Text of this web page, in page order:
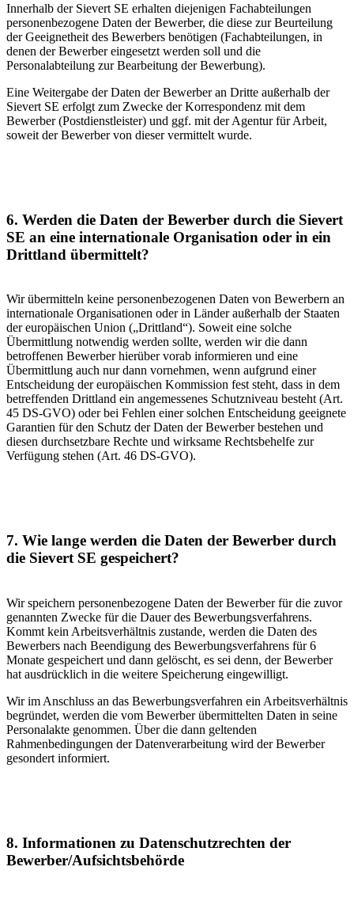
Innerhalb der Sievert SE erhalten diejenigen Fachabteilungen
personenbezogene Daten der Bewerber, die diese zur Beurteilung
der Geeignetheit des Bewerbers benötigen (Fachabteilungen, in
denen der Bewerber eingesetzt werden soll und die
Personalabteilung zur Bearbeitung der Bewerbung).
Eine Weitergabe der Daten der Bewerber an Dritte außerhalb der
Sievert SE erfolgt zum Zwecke der Korrespondenz mit dem
Bewerber (Postdienstleister) und ggf. mit der Agentur für Arbeit,
soweit der Bewerber von dieser vermittelt wurde.
6. Werden die Daten der Bewerber durch die Sievert
SE an eine internationale Organisation oder in ein
Drittland übermittelt?
Wir übermitteln keine personenbezogenen Daten von Bewerbern an
internationale Organisationen oder in Länder außerhalb der Staaten
der europäischen Union („Drittland“). Soweit eine solche
Übermittlung notwendig werden sollte, werden wir die dann
betroffenen Bewerber hierüber vorab informieren und eine
Übermittlung auch nur dann vornehmen, wenn aufgrund einer
Entscheidung der europäischen Kommission fest steht, dass in dem
betreffenden Drittland ein angemessenes Schutzniveau besteht (Art.
45 DS-GVO) oder bei Fehlen einer solchen Entscheidung geeignete
Garantien für den Schutz der Daten der Bewerber bestehen und
diesen durchsetzbare Rechte und wirksame Rechtsbehelfe zur
Verfügung stehen (Art. 46 DS-GVO).
7. Wie lange werden die Daten der Bewerber durch
die Sievert SE gespeichert?
Wir speichern personenbezogene Daten der Bewerber für die zuvor
genannten Zwecke für die Dauer des Bewerbungsverfahrens.
Kommt kein Arbeitsverhältnis zustande, werden die Daten des
Bewerbers nach Beendigung des Bewerbungsverfahrens für 6
Monate gespeichert und dann gelöscht, es sei denn, der Bewerber
hat ausdrücklich in die weitere Speicherung eingewilligt.
Wir im Anschluss an das Bewerbungsverfahren ein Arbeitsverhältnis
begründet, werden die vom Bewerber übermittelten Daten in seine
Personalakte genommen. Über die dann geltenden
Rahmenbedingungen der Datenverarbeitung wird der Bewerber
gesondert informiert.
8. Informationen zu Datenschutzrechten der
Bewerber/Aufsichtsbehörde